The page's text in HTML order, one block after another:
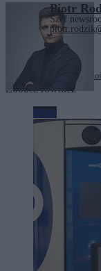
Piotr
Szef
Tagi:
Zobacz również
Moto